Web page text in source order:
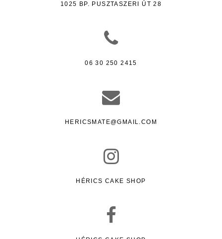
1025 BP. PUSZTASZERI ÚT 28
06 30 250 2415
HERICSMATE@GMAIL.COM
HÉRICS CAKE SHOP